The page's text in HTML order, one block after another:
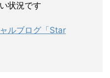
状況です
ルブログ「Star